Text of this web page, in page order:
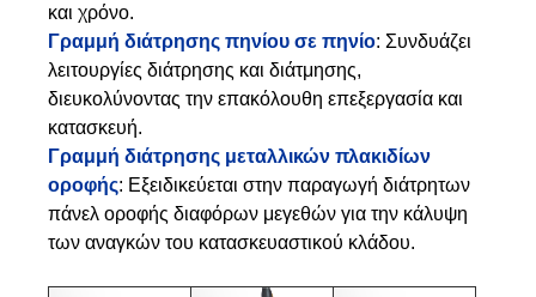
και χρόνο.
Γραμμή διάτρησης πηνίου σε πηνίο: Συνδυάζει
λειτουργίες διάτρησης και διάτμησης,
διευκολύνοντας την επακόλουθη επεξεργασία και
κατασκευή.
Γραμμή διάτρησης μεταλλικών πλακιδίων
οροφής: Εξειδικεύεται στην παραγωγή διάτρητων
πάνελ οροφής διαφόρων μεγεθών για την κάλυψη
των αναγκών του κατασκευαστικού κλάδου.